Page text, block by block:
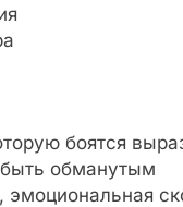
боятся
обманутым